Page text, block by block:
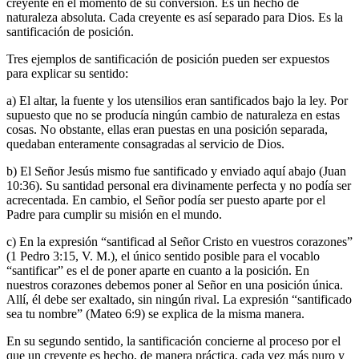
creyente en el momento de su conversión. Es un hecho de
naturaleza absoluta. Cada creyente es así separado para Dios. Es la
santificación de posición.
Tres ejemplos de santificación de posición pueden ser expuestos
para explicar su sentido:
a) El altar, la fuente y los utensilios eran santificados bajo la ley. Por
supuesto que no se producía ningún cambio de naturaleza en estas
cosas. No obstante, ellas eran puestas en una posición separada,
quedaban enteramente consagradas al servicio de Dios.
b) El Señor Jesús mismo fue santificado y enviado aquí abajo (Juan
10:36). Su santidad personal era divinamente perfecta y no podía ser
acrecentada. En cambio, el Señor podía ser puesto aparte por el
Padre para cumplir su misión en el mundo.
c) En la expresión “santificad al Señor Cristo en vuestros corazones”
(1 Pedro 3:15, V. M.), el único sentido posible para el vocablo
“santificar” es el de poner aparte en cuanto a la posición. En
nuestros corazones debemos poner al Señor en una posición única.
Allí, él debe ser exaltado, sin ningún rival. La expresión “santificado
sea tu nombre” (Mateo 6:9) se explica de la misma manera.
En su segundo sentido, la santificación concierne al proceso por el
que un creyente es hecho, de manera práctica, cada vez más puro y